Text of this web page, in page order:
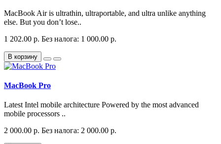
MacBook Air is ultrathin, ultraportable, and ultra unlike anything
else. But you don’t lose..
1 202.00 р. Без налога: 1 000.00 р.
В корзину
MacBook Pro
Latest Intel mobile architecture Powered by the most advanced
mobile processors ..
2 000.00 р. Без налога: 2 000.00 р.